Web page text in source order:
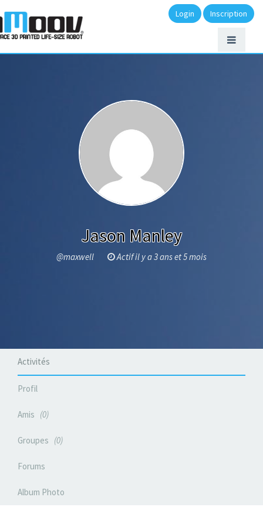
Login Inscription
Jason Manley
@maxwell Actif il y a 3 ans et 5 mois
Activités
Profil
Amis 0
Groupes 0
Forums
Album Photo